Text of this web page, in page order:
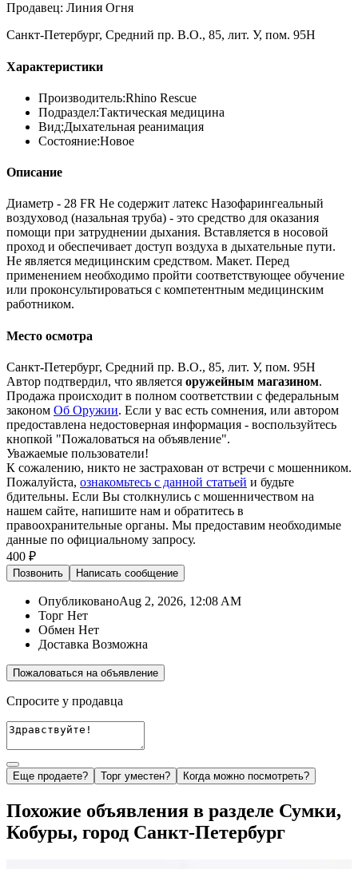
Продавец: Линия Огня
Санкт-Петербург, Средний пр. В.О., 85, лит. У, пом. 95Н
Характеристики
Производитель:Rhino Rescue
Подраздел:Тактическая медицина
Вид:Дыхательная реанимация
Состояние:Новое
Описание
Диаметр - 28 FR Не содержит латекс Назофарингеальный
воздуховод (назальная труба) - это средство для оказания
помощи при затруднении дыхания. Вставляется в носовой
проход и обеспечивает доступ воздуха в дыхательные пути.
Не является медицинским средством. Макет. Перед
применением необходимо пройти соответствующее обучение
или проконсультироваться с компетентным медицинским
работником.
Место осмотра
Санкт-Петербург, Средний пр. В.О., 85, лит. У, пом. 95Н
Автор подтвердил, что является оружейным магазином.
Продажа происходит в полном соответствии с федеральным
законом Об Оружии. Если у вас есть сомнения, или автором
предоставлена недостоверная информация - воспользуйтесь
кнопкой "Пожаловаться на объявление".
Уважаемые пользователи!
К сожалению, никто не застрахован от встречи с мошенником.
Пожалуйста, ознакомьтесь с данной статьей и будьте
бдительны. Если Вы столкнулись с мошенничеством на
нашем сайте, напишите нам и обратитесь в
правоохранительные органы. Мы предоставим необходимые
данные по официальному запросу.
400 ₽
Позвонить Написать сообщение
ОпубликованоAug 2, 2026, 12:08 AM
Торг Нет
Обмен Нет
Доставка Возможна
Пожаловаться на объявление
Спросите у продавца
Еще продаете? Торг уместен? Когда можно посмотреть?
Похожие объявления в разделе Сумки,
Кобуры, город Санкт-Петербург